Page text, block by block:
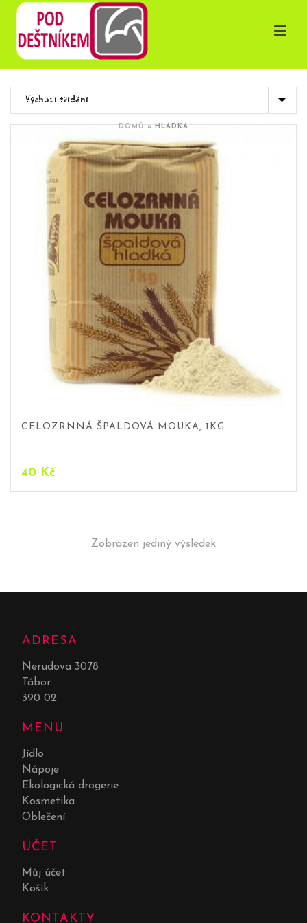
OBCHOD
DOMŮ»HLADKÁ
CELOZRNNÁ ŠPALDOVÁ MOUKA, 1KG
40 Kč
Zobrazen jediný výsledek
ADRESA
Nerudova 3078
Tábor
390 02
MENU
Jídlo
Nápoje
Ekologická drogerie
Kosmetika
Oblečení
ÚČET
Můj účet
Košík
KONTAKTY